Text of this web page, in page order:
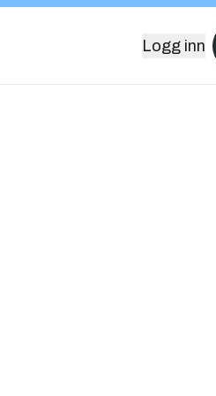
Logg inn